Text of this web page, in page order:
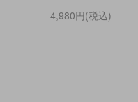
4,980円(税込)